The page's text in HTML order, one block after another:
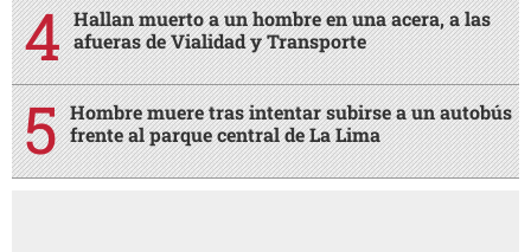
Hallan muerto a un hombre en una acera, a las
afueras de Vialidad y Transporte
Hombre muere tras intentar subirse a un autobús
frente al parque central de La Lima